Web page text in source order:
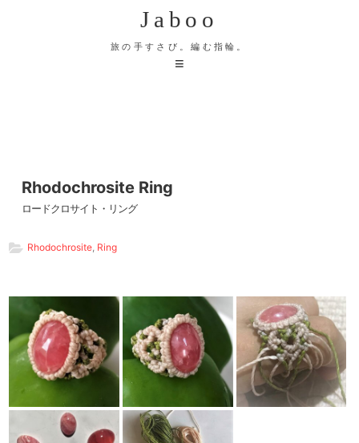
Jaboo
旅の手すさび。編む指輪。
Rhodochrosite Ring
ロードクロサイト・リング
Rhodochrosite, Ring